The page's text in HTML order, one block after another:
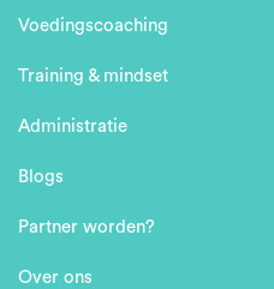
Voedingscoaching
Training & mindset
Administratie
Blogs
Partner worden?
Over ons